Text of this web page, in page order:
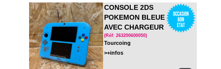
CONSOLE 2DS
POKEMON BLEUE
AVEC CHARGEUR
(Réf: 263200600050)
Tourcoing
>+infos